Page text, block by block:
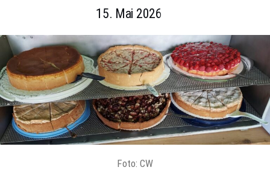
15. Mai 2026
Foto: CW